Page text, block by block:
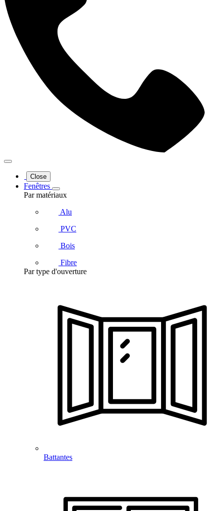
Close
Fenêtres
Par matériaux
Alu
PVC
Bois
Fibre
Par type d'ouverture
Battantes